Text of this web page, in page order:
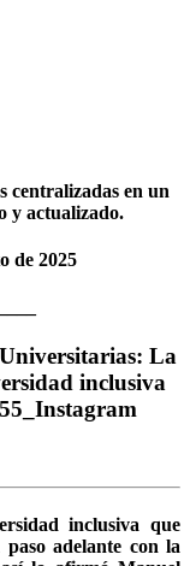
centralizadas en un
y actualizado.
de 2025
La
inclusiva
inclusiva que
adelante con la